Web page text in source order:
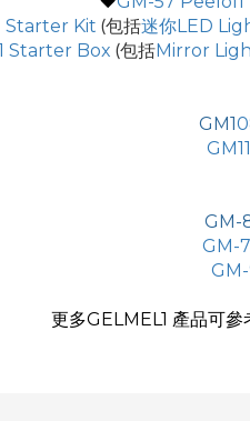
Starter Kit (包括迷你LED
Starter Box (包括Mirror
GM1
GM-
GM-
更多GELMEL1 產品可